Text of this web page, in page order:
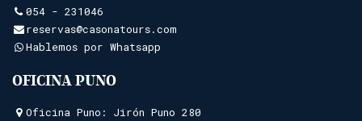
054 - 231046
reservas@casonatours.com
Hablemos por Whatsapp
OFICINA PUNO
Oficina Puno: Jirón Puno 280